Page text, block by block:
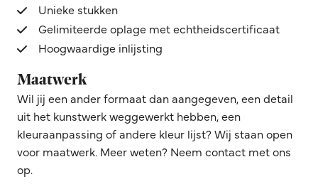
Unieke stukken
Gelimiteerde oplage met echtheidscertificaat
Hoogwaardige inlijsting
Maatwerk
Wil jij een ander formaat dan aangegeven, een detail
uit het kunstwerk weggewerkt hebben, een
kleuraanpassing of andere kleur lijst? Wij staan open
voor maatwerk. Meer weten? Neem contact met ons
op.